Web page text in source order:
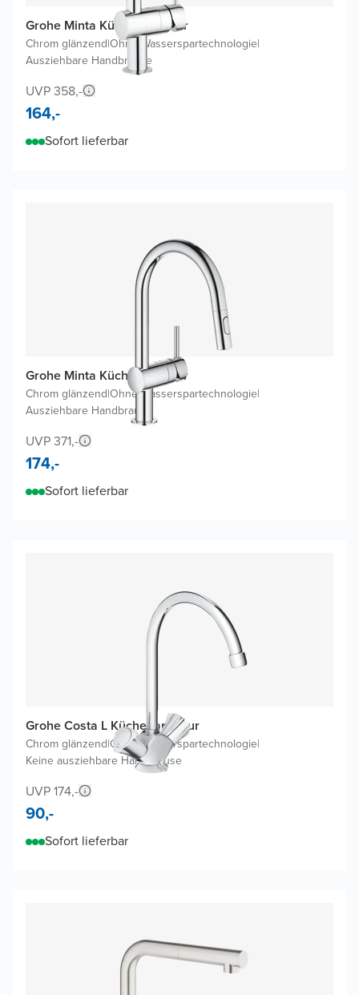
Grohe Minta Küchenarmatur
Chrom glänzend|Ohne Wasserspartechnologie|
Ausziehbare Handbrause
UVP 358,-
164,-
Sofort lieferbar
Grohe Minta Küchenarmatur
Chrom glänzend|Ohne Wasserspartechnologie|
Ausziehbare Handbrause
UVP 371,-
174,-
Sofort lieferbar
Grohe Costa L Küchenarmatur
Chrom glänzend|Ohne Wasserspartechnologie|
Keine ausziehbare Handbrause
UVP 174,-
90,-
Sofort lieferbar